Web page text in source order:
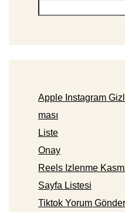
Apple Instagram
ması
Liste
Onay
Reels Izlenme
Sayfa Listesi
Tiktok Yorum